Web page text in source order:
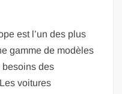
est l’un des plus
gamme de modèles
besoins des
voitures